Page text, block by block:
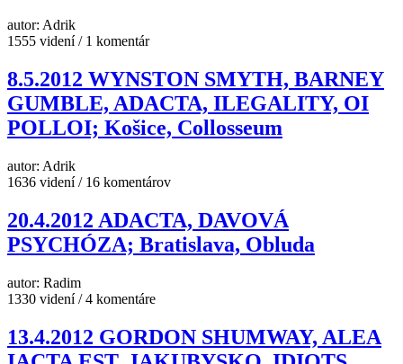
autor: Adrik
1555 videní / 1 komentár
8.5.2012 WYNSTON SMYTH, BARNEY
GUMBLE, ADACTA, ILEGALITY, OI
POLLOI; Košice, Collosseum
autor: Adrik
1636 videní / 16 komentárov
20.4.2012 ADACTA, DAVOVÁ
PSYCHÓZA; Bratislava, Obluda
autor: Radim
1330 videní / 4 komentáre
13.4.2012 GORDON SHUMWAY, ALEA